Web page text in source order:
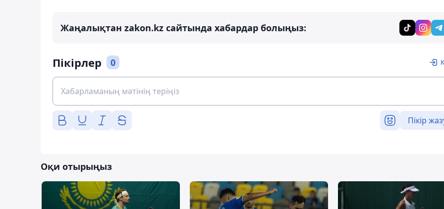
Жаңалықтан zakon.kz сайтында хабардар болыңыз:
Пікірлер 0
Пікір
Оқи отырыңыз